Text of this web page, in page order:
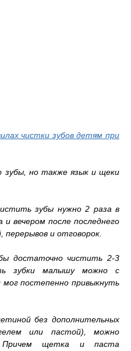
чистки зубов детям при
но также язык и щеки
зубы нужно 2 раза в
вечером после последнего
и отговорок.
достаточно чистить 2-3
зубки малышу можно с
постепенно привыкнуть
без дополнительных
или пастой), можно
Причем щетка и паста